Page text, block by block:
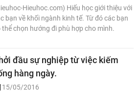
Hieuhoc.com) Hiếu học giới thiệu với
bạn về khối ngành kinh tế. Từ đó các bạn
thể chọn hướng đi phù hợp cho mình.
đầu sự nghiệp từ việc kiếm
hàng ngày.
15/05/2016